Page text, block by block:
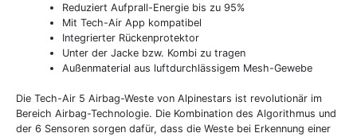
Reduziert Aufprall-Energie bis zu 95%
Mit Tech-Air App kompatibel
Integrierter Rückenprotektor
Unter der Jacke bzw. Kombi zu tragen
Außenmaterial aus luftdurchlässigem Mesh-Gewebe
Die Tech-Air 5 Airbag-Weste von Alpinestars ist revolutionär im
Bereich Airbag-Technologie. Die Kombination des Algorithmus und
der 6 Sensoren sorgen dafür, dass die Weste bei Erkennung einer